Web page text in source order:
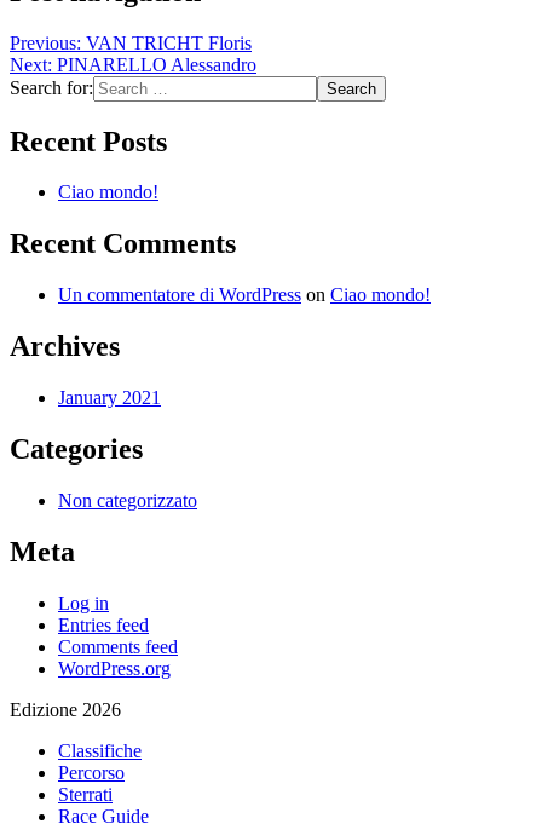
Previous: VAN TRICHT Floris
Next: PINARELLO Alessandro
Search for:
Recent Posts
Ciao mondo!
Recent Comments
Un commentatore di WordPress on Ciao mondo!
Archives
January 2021
Categories
Non categorizzato
Meta
Log in
Entries feed
Comments feed
WordPress.org
Edizione 2026
Classifiche
Percorso
Sterrati
Race Guide